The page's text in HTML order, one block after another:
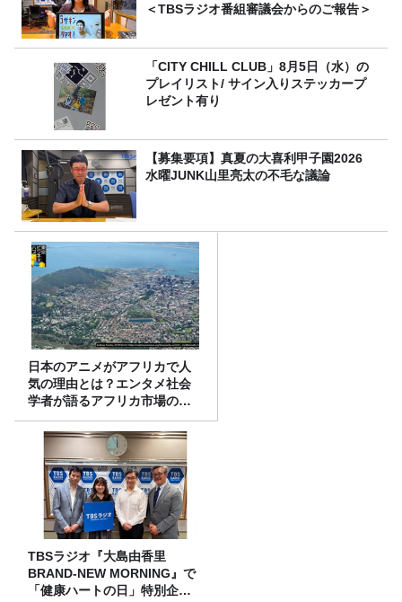
＜TBSラジオ番組審議会からのご報告＞
「CITY CHILL CLUB」8月5日（水）の
プレイリスト/ サイン入りステッカープ
レゼント有り
【募集要項】真夏の大喜利甲子園2026
水曜JUNK山里亮太の不毛な議論
日本のアニメがアフリカで人
気の理由とは？エンタメ社会
学者が語るアフリカ市場のリ
アル
TBSラジオ『大島由香里
BRAND-NEW MORNING』で
「健康ハートの日」特別企画